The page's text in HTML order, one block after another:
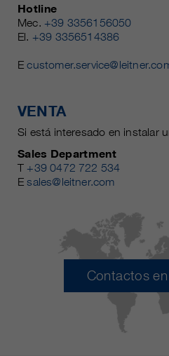
Hotline
Mec. +39 3356156050
El. +39 3356514386
E
VENTA
Si está interesado en instalar
Sales Department
T +39 0472 722 534
Esales@leitner.com
Contactos